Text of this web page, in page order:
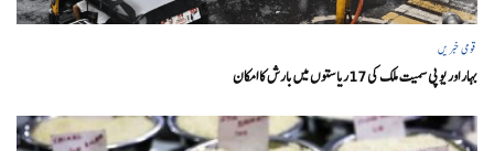
قومی خبریں
بہار اور یو پی سمیت ملک کی 17ریاستوں میں بارش کا امکان